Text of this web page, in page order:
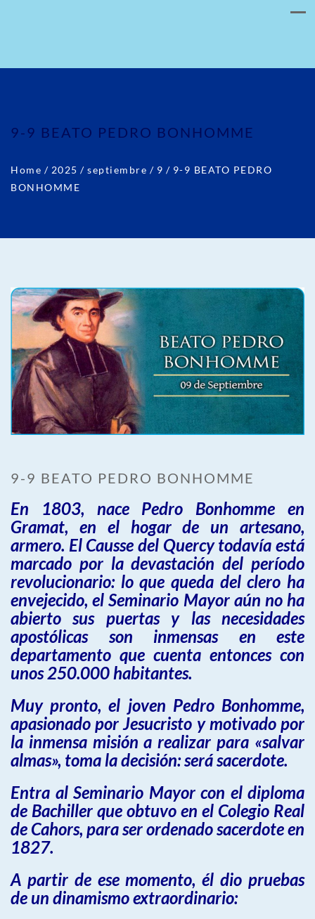
9-9 BEATO PEDRO BONHOMME
Home / 2025 / septiembre / 9 / 9-9 BEATO PEDRO
BONHOMME
9-9 BEATO PEDRO BONHOMME
En 1803, nace Pedro Bonhomme en
Gramat, en el hogar de un artesano,
armero. El Causse del Quercy todavía está
marcado por la devastación del período
revolucionario: lo que queda del clero ha
envejecido, el Seminario Mayor aún no ha
abierto sus puertas y las necesidades
apostólicas son inmensas en este
departamento que cuenta entonces con
unos 250.000 habitantes.
Muy pronto, el joven Pedro Bonhomme,
apasionado por Jesucristo y motivado por
la inmensa misión a realizar para «salvar
almas», toma la decisión: será sacerdote.
Entra al Seminario Mayor con el diploma
de Bachiller que obtuvo en el Colegio Real
de Cahors, para ser ordenado sacerdote en
1827.
A partir de ese momento, él dio pruebas
de un dinamismo extraordinario: